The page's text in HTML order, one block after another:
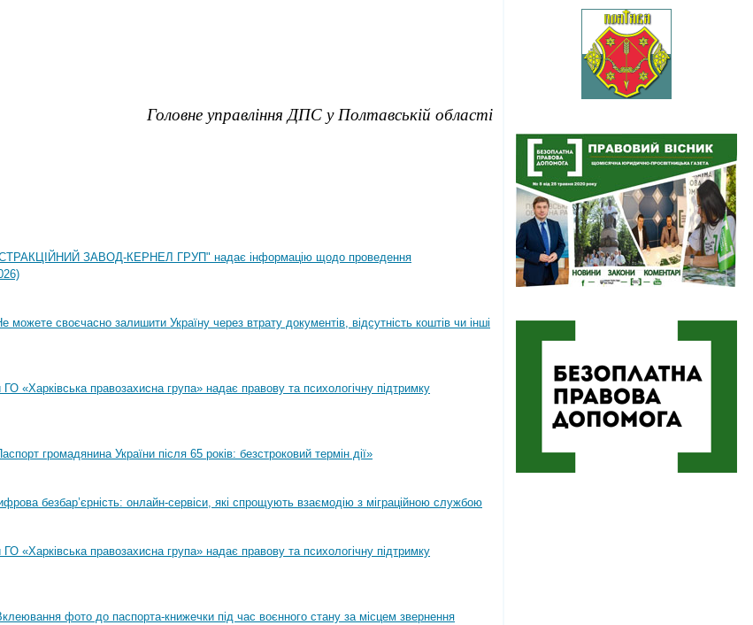
Головне управління ДПС у Полтавській області
ЗАВОД-КЕРНЕЛ ГРУП" надає інформацію щодо проведення
своєчасно залишити Україну через втрату документів, відсутність коштів чи інші
«Харківська правозахисна група» надає правову та психологічну підтримку
громадянина України після 65 років: безстроковий термін дії»
безбар’єрність: онлайн-сервіси, які спрощують взаємодію з міграційною службою
«Харківська правозахисна група» надає правову та психологічну підтримку
фото до паспорта-книжечки під час воєнного стану за місцем звернення